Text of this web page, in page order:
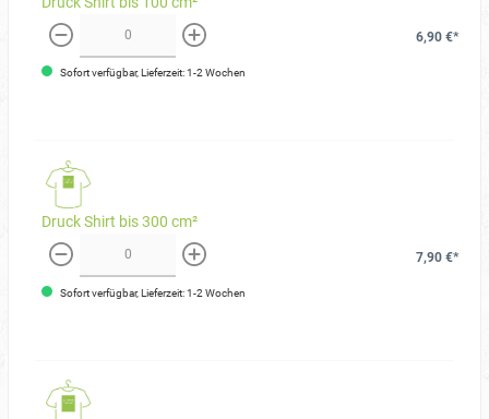
weniger mehr
6,90 €*
Sofort verfügbar, Lieferzeit: 1-2 Wochen
Druck Shirt bis 300 cm²
weniger mehr
7,90 €*
Sofort verfügbar, Lieferzeit: 1-2 Wochen